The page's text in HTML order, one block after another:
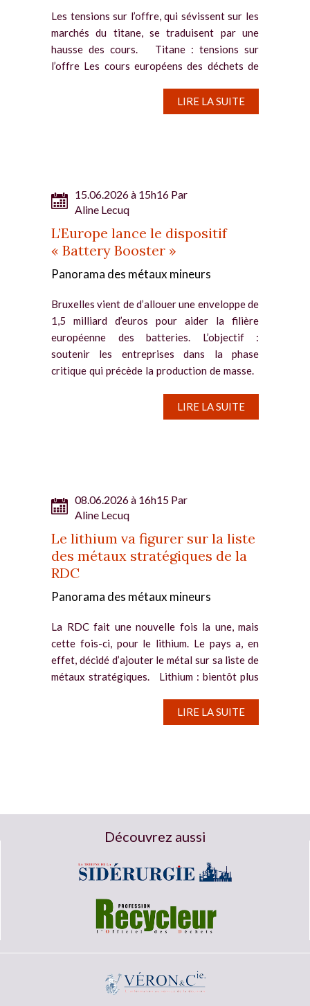
Les tensions sur l’offre, qui sévissent sur les
marchés du titane, se traduisent par une
hausse des cours. Titane : tensions sur
l’offre Les cours européens des déchets de
LIRE LA SUITE
15.06.2026 à 15h16 Par
Aline Lecuq
L’Europe lance le dispositif
« Battery Booster »
Panorama des métaux mineurs
Bruxelles vient de d’allouer une enveloppe de
1,5 milliard d’euros pour aider la filière
européenne des batteries. L’objectif :
soutenir les entreprises dans la phase
critique qui précède la production de masse.
LIRE LA SUITE
08.06.2026 à 16h15 Par
Aline Lecuq
Le lithium va figurer sur la liste
des métaux stratégiques de la
RDC
Panorama des métaux mineurs
La RDC fait une nouvelle fois la une, mais
cette fois-ci, pour le lithium. Le pays a, en
effet, décidé d’ajouter le métal sur sa liste de
métaux stratégiques. Lithium : bientôt plus
LIRE LA SUITE
Découvrez aussi